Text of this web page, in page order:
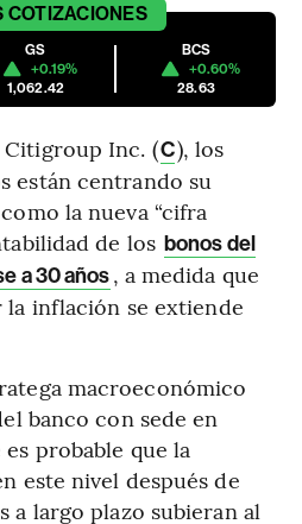
COTIZACIONES
GS
+0.19%
1,062.42
BCS
+0.60%
28.63
Inc. (C), los
están centrando su
la nueva “cifra
de los bonos del
a 30 años, a medida que
inflación se extiende
macroeconómico
banco con sede en
probable que la
este nivel después de
a largo plazo subieran al